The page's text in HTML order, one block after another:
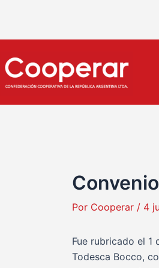
contenido
Por Cooperar / 4
Fue rubricado el 1
Todesca Bocco,
entradas